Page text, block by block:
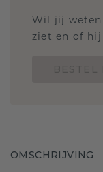
Wil jij
ziet en of hij
OMSCHRIJVING